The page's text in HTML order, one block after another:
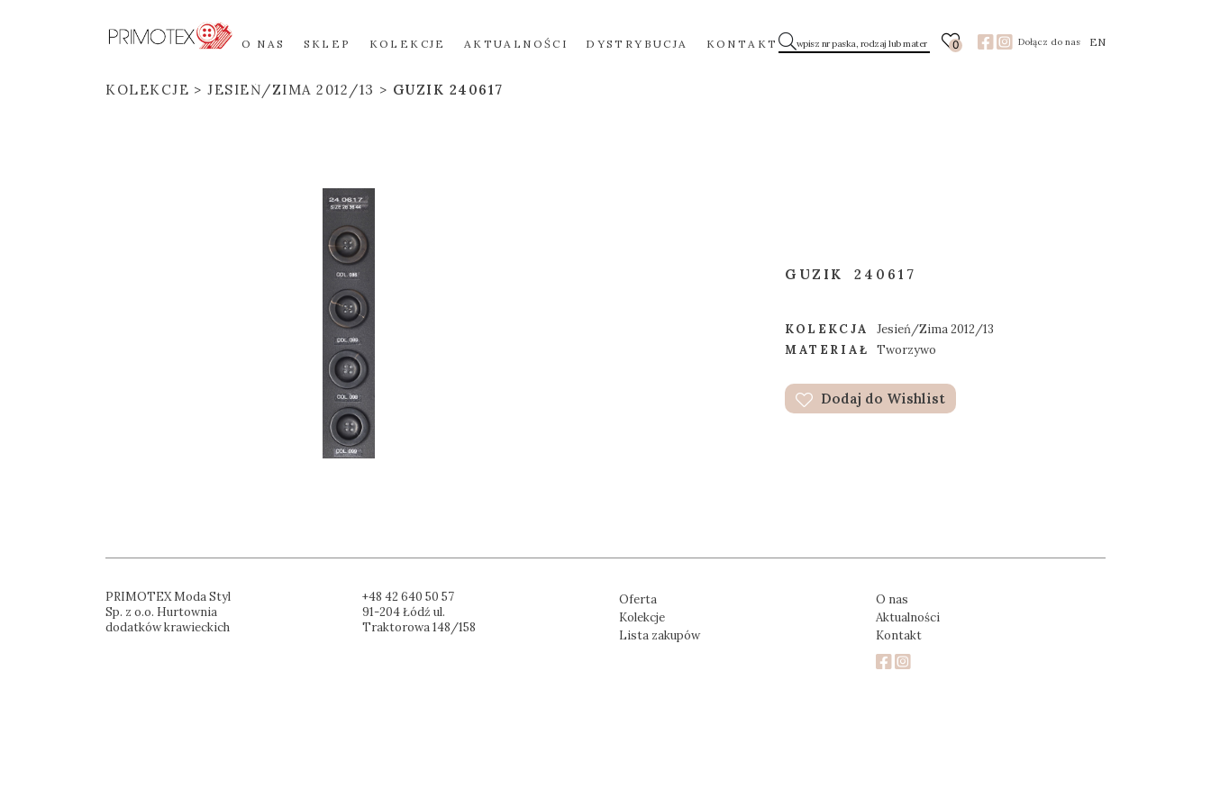
O NAS SKLEP KOLEKCJE AKTUALNOŚCI DYSTRYBUCJA KONTAKT 0 Dołącz do nas EN
KOLEKCJE JESIEŃ/ZIMA 2012/13 GUZIK 240617
GUZIK 240617
KOLEKCJA
Jesień/Zima 2012/13
MATERIAŁ
Tworzywo
Dodaj do Wishlist
PRIMOTEX Moda Styl
Sp. z o.o. Hurtownia
dodatków krawieckich
+48 42 640 50 57
91-204 Łódź ul.
Traktorowa 148/158
Oferta
Kolekcje
Lista zakupów
O nas
Aktualności
Kontakt